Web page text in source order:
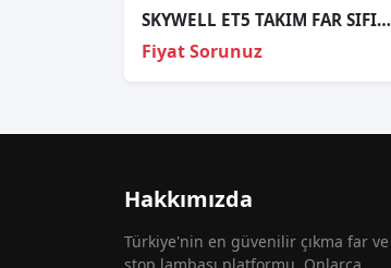
SKYWELL ET5 TAKIM FAR SIFIR ORJİNAL 22-25
Fiyat Sorunuz
Hakkımızda
Türkiye'nin en güvenilir çıkma far ve